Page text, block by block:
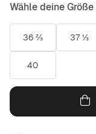
Wähle deine Größe
36 ⅔ 37 ⅓
40